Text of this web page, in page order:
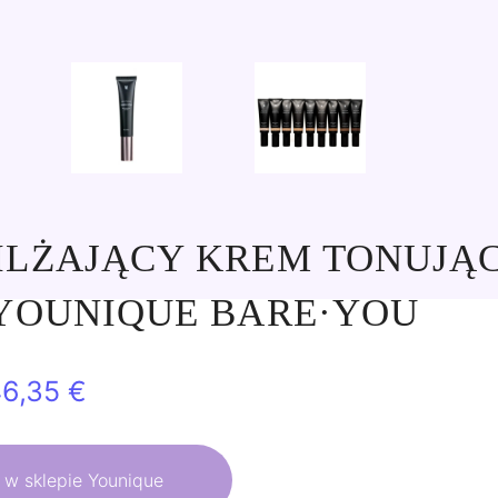
KREM
BARE·YOU
€
wynosi:
w sklepie Younique